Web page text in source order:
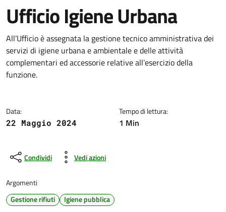
Ufficio Igiene Urbana
Dettagli della notizia
All’Ufficio è assegnata la gestione tecnico amministrativa dei
servizi di igiene urbana e ambientale e delle attività
complementari ed accessorie relative all’esercizio della
funzione.
Data:
22 Maggio 2024
Tempo di lettura:
1 Min
Condividi Vedi azioni
Argomenti
Gestione rifiuti
Igiene pubblica